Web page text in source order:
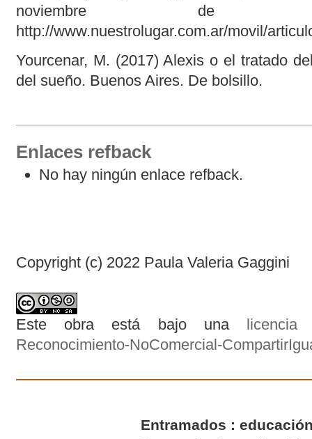
noviembre de
http://www.nuestrolugar.com.ar/movil/
Yourcenar, M. (2017) Alexis o el tratado
del sueño. Buenos Aires. De bolsillo.
Enlaces refback
No hay ningún enlace refback.
Copyright (c) 2022 Paula Valeria Gaggini
Este obra está bajo una licencia
Reconocimiento-NoComercial-
Entramados :